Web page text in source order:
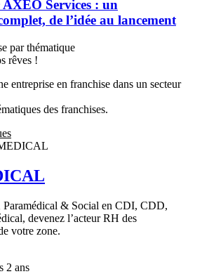
Services : un
de l’idée au lancement
par thématique
rêves !
entreprise en franchise dans un secteur
des franchises.
Paramédical & Social en CDI, CDD,
devenez l’acteur RH des
votre zone.
2 ans